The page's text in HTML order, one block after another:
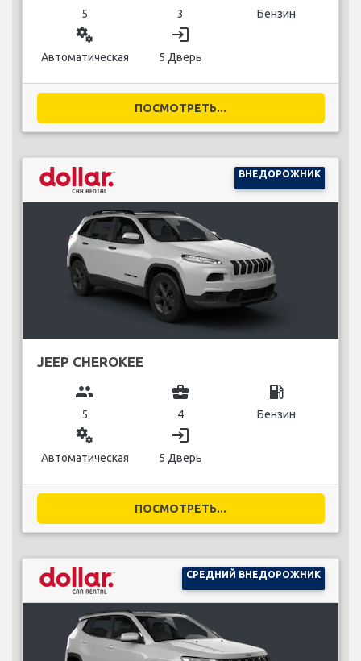
5 3 Бензин
miscellaneous_services
Автоматическая
login
5 Дверь
ПОСМОТРЕТЬ...
ВНЕДОРОЖНИК
JEEP CHEROKEE
group
5
business_center
4
local_gas_station
Бензин
miscellaneous_services
Автоматическая
login
5 Дверь
ПОСМОТРЕТЬ...
СРЕДНИЙ ВНЕДОРОЖНИК